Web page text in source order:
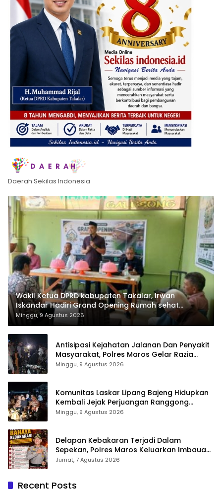
Daerah Sekilas Indonesia
Wakil Ketua DPRD kabupaten Takalar, Irwan
Iskandar Hadiri Grand Opening Rumah sehat
Pertama di Takalar, Melayani Terapis Gratis untuk
Pasien Dhuafa dan umum.
Minggu, 9 Agustus 2026
Antisipasi Kejahatan Jalanan Dan Penyakit
Masyarakat, Polres Maros Gelar Razia
Operasi Cipta Kondusif
Minggu, 9 Agustus 2026
Komunitas Laskar Lipang Bajeng Hidupkan
Kembali Jejak Perjuangan Ranggong
Daeng Romo, Wabup Takalar: Apresiasi
Minggu, 9 Agustus 2026
Delapan Kebakaran Terjadi Dalam
Sepekan, Polres Maros Keluarkan Imbauan
kepada Masyarakat
Jumat, 7 Agustus 2026
Recent Posts